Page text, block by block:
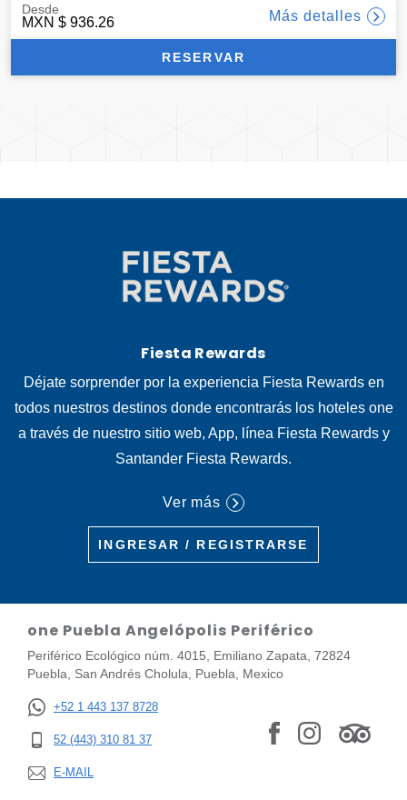
Desde
MXN $ 936.26 Más detalles
RESERVAR
Fiesta Rewards
Déjate sorprender por la experiencia Fiesta Rewards en
todos nuestros destinos donde encontrarás los hoteles one
a través de nuestro sitio web, App, línea Fiesta Rewards y
Santander Fiesta Rewards.
Ver más
INGRESAR / REGISTRARSE
one Puebla Angelópolis Periférico
Periférico Ecológico núm. 4015, Emiliano Zapata, 72824
Puebla, San Andrés Cholula, Puebla, Mexico
+52 1 443 137 8728
52 (443) 310 81 37
E-MAIL